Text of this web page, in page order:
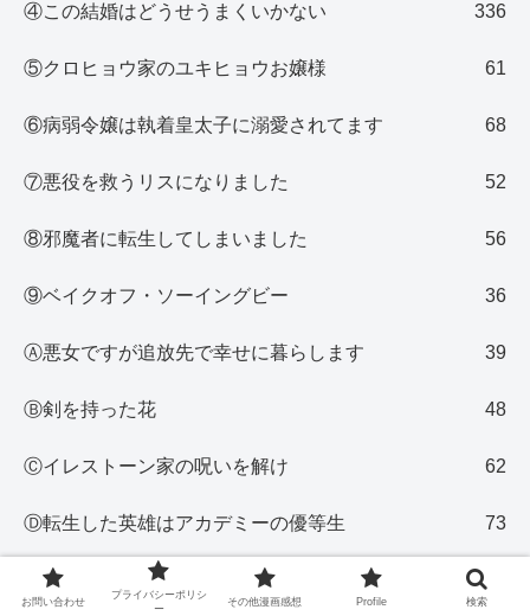
④この結婚はどうせうまくいかない 336
⑤クロヒョウ家のユキヒョウお嬢様 61
⑥病弱令嬢は執着皇太子に溺愛されてます 68
⑦悪役を救うリスになりました 52
⑧邪魔者に転生してしまいました 56
⑨ベイクオフ・ソーイングビー 36
Ⓐ悪女ですが追放先で幸せに暮らします 39
Ⓑ剣を持った花 48
Ⓒイレストーン家の呪いを解け 62
Ⓓ転生した英雄はアカデミーの優等生 73
Ⓔ忘れられた野原 282
お問い合わせ
プライバシーポリシ
ー
その他漫画感想 Profile 検索